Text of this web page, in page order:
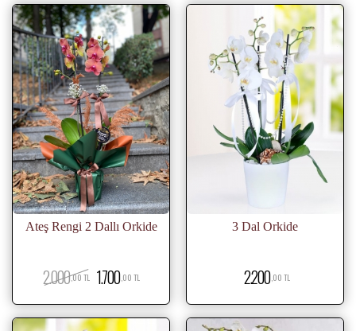
Ateş Rengi 2 Dallı Orkide
2.000,00 TL 1.700,00 TL
3 Dal Orkide
2.200,00 TL